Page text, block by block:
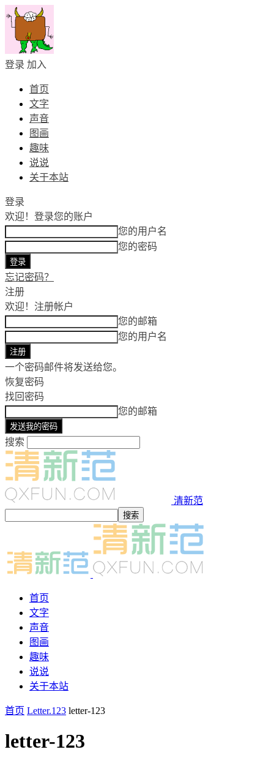
登录 加入
首页
文字
声音
图画
趣味
说说
关于本站
登录
欢迎！ 登录您的账户
您的用户名
您的密码
忘记密码？
注册
欢迎！ 注册帐户
您的邮箱
您的用户名
一个密码邮件将发送给您。
恢复密码
找回密码
您的邮箱
搜索
清新范
首页
文字
声音
图画
趣味
说说
关于本站
首页 Letter.123 letter-123
letter-123